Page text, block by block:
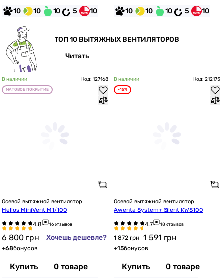
10 10 10 5 10 10 10 10 5 10
ТОП 10 ВЫТЯЖНЫХ ВЕНТИЛЯТОРОВ
Читать
В наличии Код: 127168
МАТОВОЕ ПОКРЫТИЕ
Осевой вытяжной вентилятор
Helios MiniVent M1/100
16 отзывов
6 800 грн Хочешь дешевле?
+68бонусов
Купить О товаре
В наличии Код: 212175
-15%
Осевой вытяжной вентилятор
Awenta System+ Silent KWS100
18 отзывов
1 872 грн 1 591 грн
+15бонусов
Купить О товаре